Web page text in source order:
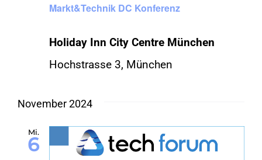
Markt&Technik DC Konferenz
Holiday Inn City Centre München
Hochstrasse 3, München
November 2024
Mi.
6